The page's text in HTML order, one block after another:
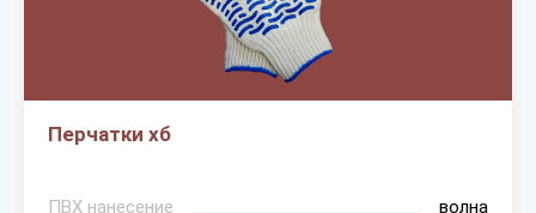
Перчатки хб
ПВХ нанесение
волна